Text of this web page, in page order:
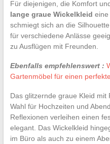
Für diejenigen, die Komfort
lange graue Wickelkleid eine
schmiegt sich an die
für verschiedene Anlässe
zu Ausflügen mit Freunden.
Ebenfalls empfehlenswert :
Gartenmöbel für einen
Das glitzernde graue Kleid mit
Wahl für Hochzeiten und
Reflexionen verleihen einen
elegant. Das Wickelkleid
im Büro als auch zu einem